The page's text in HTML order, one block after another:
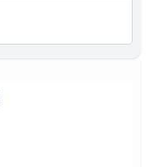
スカイヘリックス・セン
ングワークショップをお